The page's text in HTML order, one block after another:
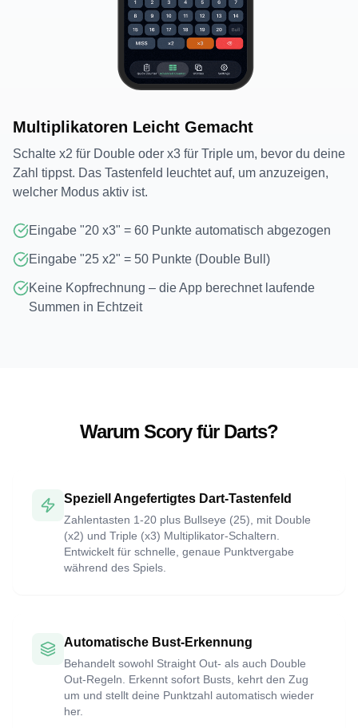
Multiplikatoren Leicht Gemacht
Schalte x2 für Double oder x3 für Triple um, bevor du deine
Zahl tippst. Das Tastenfeld leuchtet auf, um anzuzeigen,
welcher Modus aktiv ist.
Eingabe "20 x3" = 60 Punkte automatisch abgezogen
Eingabe "25 x2" = 50 Punkte (Double Bull)
Keine Kopfrechnung – die App berechnet laufende
Summen in Echtzeit
Warum Scory für Darts?
Speziell Angefertigtes Dart-Tastenfeld
Zahlentasten 1-20 plus Bullseye (25), mit Double
(x2) und Triple (x3) Multiplikator-Schaltern.
Entwickelt für schnelle, genaue Punktvergabe
während des Spiels.
Automatische Bust-Erkennung
Behandelt sowohl Straight Out- als auch Double
Out-Regeln. Erkennt sofort Busts, kehrt den Zug
um und stellt deine Punktzahl automatisch wieder
her.